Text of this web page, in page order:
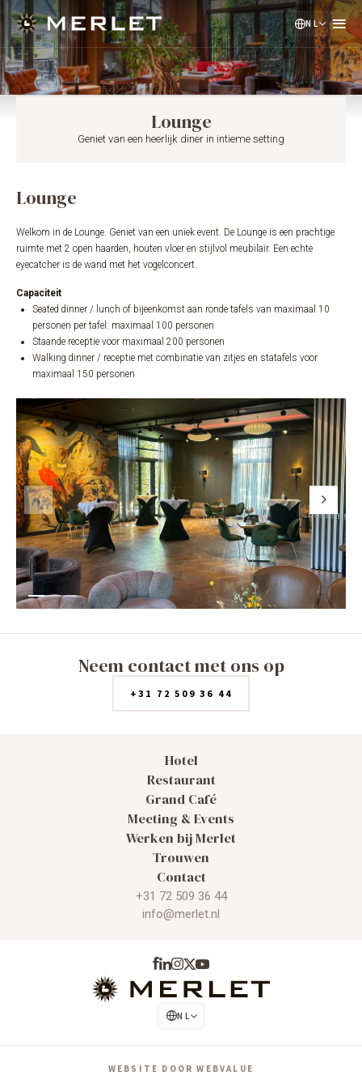
NL
EN
DE
Lounge
Geniet van een heerlijk diner in intieme setting
Lounge
Welkom in de Lounge. Geniet van een uniek event. De Lounge is een prachtige
ruimte met 2 open haarden, houten vloer en stijlvol meubilair. Een echte
eyecatcher is de wand met het vogelconcert.
Capaciteit
Seated dinner / lunch of bijeenkomst aan ronde tafels van maximaal 10
personen per tafel: maximaal 100 personen
Staande receptie voor maximaal 200 personen
Walking dinner / receptie met combinatie van zitjes en statafels voor
maximaal 150 personen
Neem contact met ons op
+31 72 509 36 44
Hotel
Restaurant
Grand Café
Meeting & Events
Werken bij Merlet
Trouwen
Contact
+31 72 509 36 44
info@merlet.nl
NL
EN
DE
WEBSITE DOOR WEBVALUE